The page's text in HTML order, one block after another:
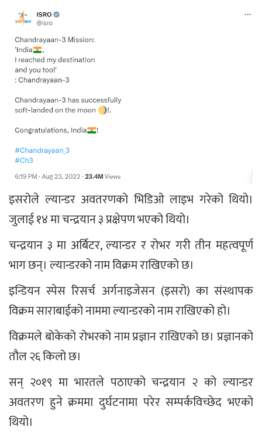
इसरोले ल्यान्डर अवतरणको भिडिओ लाइभ गरेको थियो।
जुलाई १४ मा चन्द्रयान ३ प्रक्षेपण भएको थियो।
चन्द्रयान ३ मा अर्बिटर, ल्यान्डर र रोभर गरी तीन महत्वपूर्ण
भाग छन्। ल्यान्डरको नाम विक्रम राखिएको छ।
इन्डियन स्पेस रिसर्च अर्गनाइजेसन (इसरो) का संस्थापक
विक्रम साराबाईको नाममा ल्यान्डरको नाम राखिएको हो।
विक्रमले बोकेको रोभरको नाम प्रज्ञान राखिएको छ। प्रज्ञानको
तौल २६ किलो छ।
सन् २०१९ मा भारतले पठाएको चन्द्रयान २ को ल्यान्डर
अवतरण हुने क्रममा दुर्घटनामा परेर सम्पर्कविच्छेद भएको
थियो।